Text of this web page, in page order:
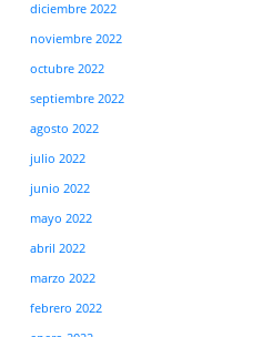
diciembre 2022
noviembre 2022
octubre 2022
septiembre 2022
agosto 2022
julio 2022
junio 2022
mayo 2022
abril 2022
marzo 2022
febrero 2022